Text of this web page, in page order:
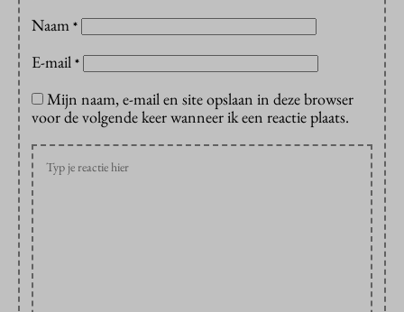
Naam *
E-mail *
Mijn naam, e-mail en site opslaan in deze browser
voor de volgende keer wanneer ik een reactie plaats.